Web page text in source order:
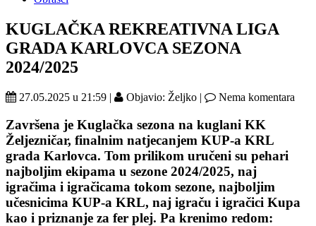
KUGLAČKA REKREATIVNA LIGA
GRADA KARLOVCA SEZONA
2024/2025
27.05.2025 u 21:59 | Objavio: Željko | Nema komentara
Završena je Kuglačka sezona na kuglani KK
Željezničar, finalnim natjecanjem KUP-a KRL
grada Karlovca. Tom prilikom uručeni su pehari
najboljim ekipama u sezone 2024/2025, naj
igračima i igračicama tokom sezone, najboljim
učesnicima KUP-a KRL, naj igraču i igračici Kupa
kao i priznanje za fer plej. Pa krenimo redom: